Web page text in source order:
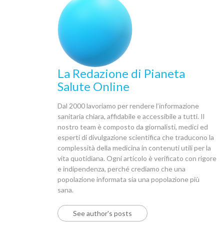
La Redazione di Pianeta
Salute Online
Dal 2000 lavoriamo per rendere l’informazione
sanitaria chiara, affidabile e accessibile a tutti. Il
nostro team è composto da giornalisti, medici ed
esperti di divulgazione scientifica che traducono la
complessità della medicina in contenuti utili per la
vita quotidiana. Ogni articolo è verificato con rigore
e indipendenza, perché crediamo che una
popolazione informata sia una popolazione più
sana.
See author's posts